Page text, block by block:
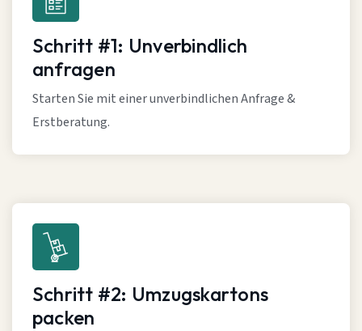
Schritt #1: Unverbindlich
anfragen
Starten Sie mit einer unverbindlichen Anfrage &
Erstberatung.
Schritt #2: Umzugskartons
packen